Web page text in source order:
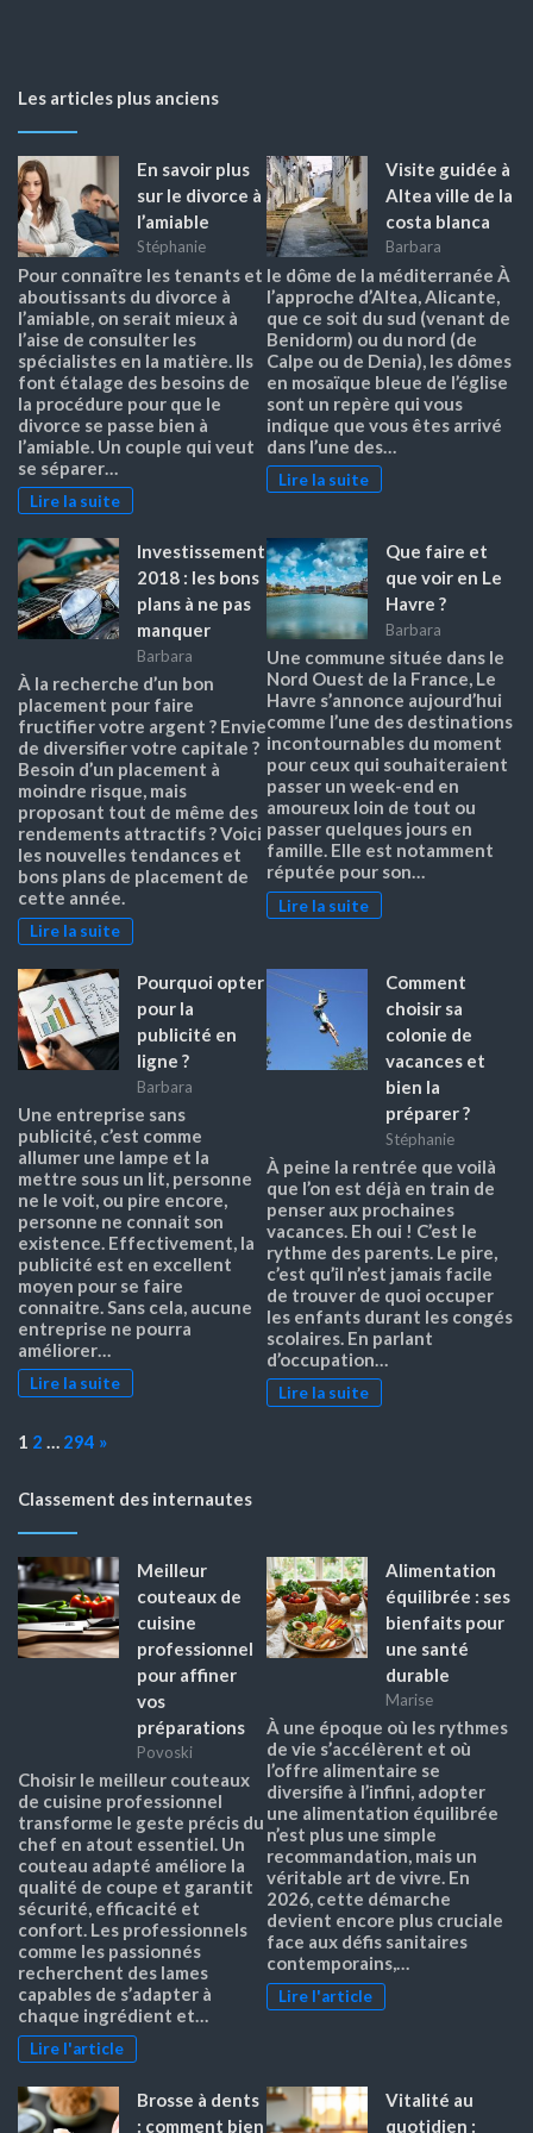
Les articles plus anciens
En savoir plus
sur le divorce à
l’amiable
Stéphanie
Pour connaître les tenants et
aboutissants du divorce à
l’amiable, on serait mieux à
l’aise de consulter les
spécialistes en la matière. Ils
font étalage des besoins de
la procédure pour que le
divorce se passe bien à
l’amiable. Un couple qui veut
se séparer…
Lire la suite
Visite guidée à
Altea ville de la
costa blanca
Barbara
le dôme de la méditerranée À
l’approche d’Altea, Alicante,
que ce soit du sud (venant de
Benidorm) ou du nord (de
Calpe ou de Denia), les dômes
en mosaïque bleue de l’église
sont un repère qui vous
indique que vous êtes arrivé
dans l’une des…
Lire la suite
Investissement
2018 : les bons
plans à ne pas
manquer
Barbara
À la recherche d’un bon
placement pour faire
fructifier votre argent ? Envie
de diversifier votre capitale ?
Besoin d’un placement à
moindre risque, mais
proposant tout de même des
rendements attractifs ? Voici
les nouvelles tendances et
bons plans de placement de
cette année.
Lire la suite
Que faire et
que voir en Le
Havre ?
Barbara
Une commune située dans le
Nord Ouest de la France, Le
Havre s’annonce aujourd’hui
comme l’une des destinations
incontournables du moment
pour ceux qui souhaiteraient
passer un week-end en
amoureux loin de tout ou
passer quelques jours en
famille. Elle est notamment
réputée pour son…
Lire la suite
Pourquoi opter
pour la
publicité en
ligne ?
Barbara
Une entreprise sans
publicité, c’est comme
allumer une lampe et la
mettre sous un lit, personne
ne le voit, ou pire encore,
personne ne connait son
existence. Effectivement, la
publicité est en excellent
moyen pour se faire
connaitre. Sans cela, aucune
entreprise ne pourra
améliorer…
Lire la suite
Comment
choisir sa
colonie de
vacances et
bien la
préparer ?
Stéphanie
À peine la rentrée que voilà
que l’on est déjà en train de
penser aux prochaines
vacances. Eh oui ! C’est le
rythme des parents. Le pire,
c’est qu’il n’est jamais facile
de trouver de quoi occuper
les enfants durant les congés
scolaires. En parlant
d’occupation…
Lire la suite
Page:
1 2 294 Next
»
Classement des internautes
Meilleur
couteaux de
cuisine
professionnel
pour affiner
vos
préparations
Povoski
Choisir le meilleur couteaux
de cuisine professionnel
transforme le geste précis du
chef en atout essentiel. Un
couteau adapté améliore la
qualité de coupe et garantit
sécurité, efficacité et
confort. Les professionnels
comme les passionnés
recherchent des lames
capables de s’adapter à
chaque ingrédient et…
Lire l'article
Alimentation
équilibrée : ses
bienfaits pour
une santé
durable
Marise
À une époque où les rythmes
de vie s’accélèrent et où
l’offre alimentaire se
diversifie à l’infini, adopter
une alimentation équilibrée
n’est plus une simple
recommandation, mais un
véritable art de vivre. En
2026, cette démarche
devient encore plus cruciale
face aux défis sanitaires
contemporains,…
Lire l'article
Brosse à dents
: comment bien
Vitalité au
quotidien :